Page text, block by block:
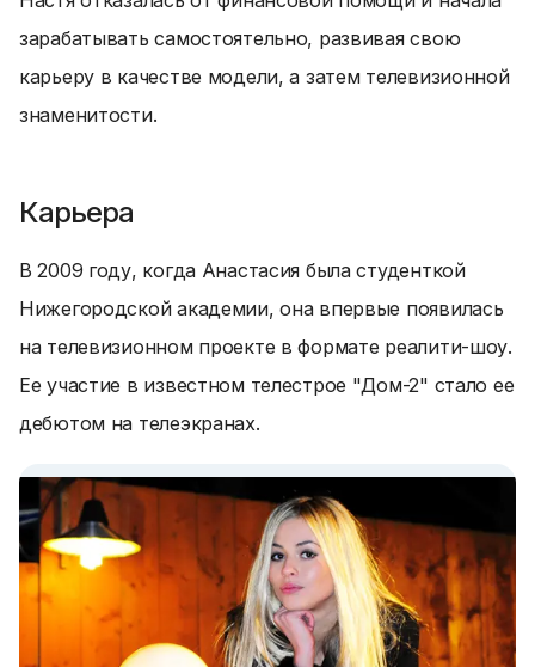
зарабатывать самостоятельно, развивая свою
карьеру в качестве модели, а затем телевизионной
знаменитости.
Карьера
В 2009 году, когда Анастасия была студенткой
Нижегородской академии, она впервые появилась
на телевизионном проекте в формате реалити-шоу.
Ее участие в известном телестрое "Дом-2" стало ее
дебютом на телеэкранах.